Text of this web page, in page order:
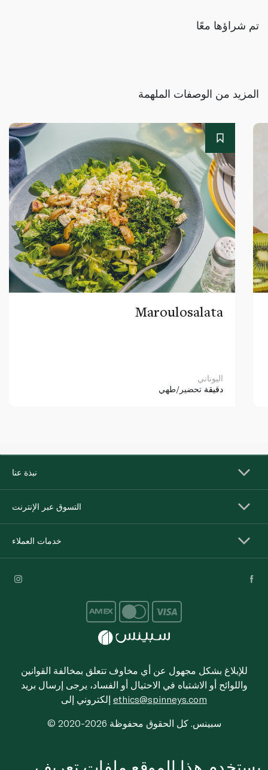
تم شراؤها معًا
المزيد من الوصفات الملهمة
Maroulosalata
اليوناني
دقيقة تحضير/طهي
نبذة عنا
التسوق عبر الإنترنت
خدمات العملاء
للإبلاغ بشكل مجهول عن أي مخاوف تتعلق بمخالفة القوانين
واللوائح أو الاشتباه في الاحتيال أو الفساد، يرجى إرسال بريد
ethics@spinneys.com
© 2020-2026 سبينس. كل الحقوق محفوظة